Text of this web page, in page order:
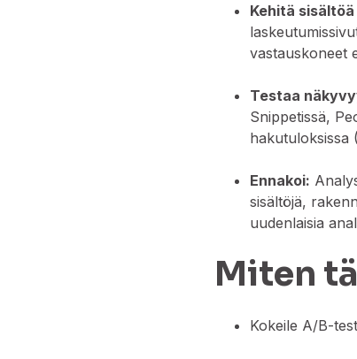
Kehitä
vastauskoneet
Testaa
Snippetissä,
hakutuloksissa
Ennakoi:
sisältöjä,
uudenlaisia
Miten
Kokeile A/B-